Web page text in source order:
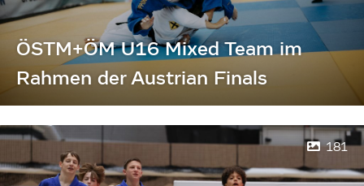
ÖSTM+ÖM U16 Mixed Team im
Rahmen der Austrian Finals
181